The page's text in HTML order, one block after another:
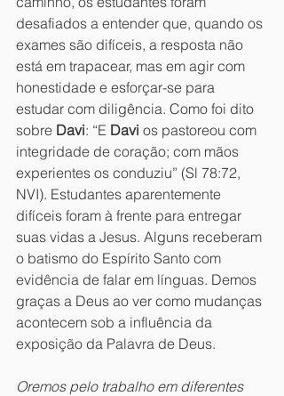
desafiados a entender que, quando os
exames são difíceis, a resposta não
está em trapacear, mas em agir com
honestidade e esforçar-se para
estudar com diligência. Como foi dito
sobre Davi: “E Davi os pastoreou com
integridade de coração; com mãos
experientes os conduziu” (Sl 78:72,
NVI). Estudantes aparentemente
difíceis foram à frente para entregar
suas vidas a Jesus. Alguns receberam
o batismo do Espírito Santo com
evidência de falar em línguas. Demos
graças a Deus ao ver como mudanças
acontecem sob a influência da
exposição da Palavra de Deus.
Oremos pelo trabalho em diferentes